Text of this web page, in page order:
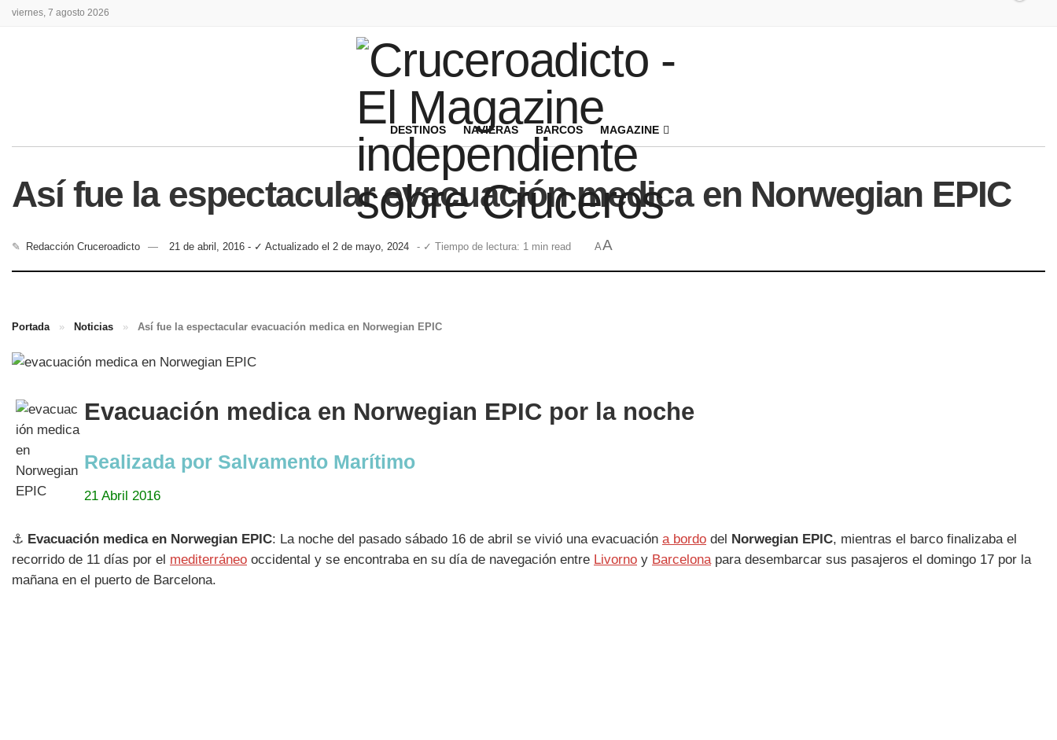
viernes, 7 agosto 2026
DESTINOS NAVIERAS BARCOS MAGAZINE
Así fue la espectacular evacuación medica en Norwegian EPIC
✎ Redacción Cruceroadicto 21 de abril, 2016 - ✓ Actualizado el 2 de mayo, 2024 - ✓ Tiempo de lectura: 1 min read AA
Portada » Noticias » Así fue la espectacular evacuación medica en Norwegian EPIC
Evacuación medica en Norwegian EPIC por la noche
Realizada por Salvamento Marítimo
21 Abril 2016
⚓ Evacuación medica en Norwegian EPIC: La noche del pasado sábado 16 de abril se vivió una evacuación a bordo del Norwegian EPIC, mientras el barco finalizaba el
recorrido de 11 días por el mediterráneo occidental y se encontraba en su día de navegación entre Livorno y Barcelonapara desembarcar sus pasajeros el domingo 17 por la
mañana en el puerto de Barcelona.